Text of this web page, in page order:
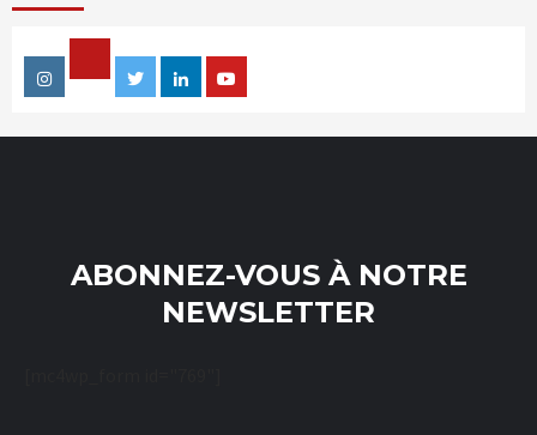
Instagram
Facebook
TwitterLinkedin
ABONNEZ-VOUS À NOTRE
NEWSLETTER